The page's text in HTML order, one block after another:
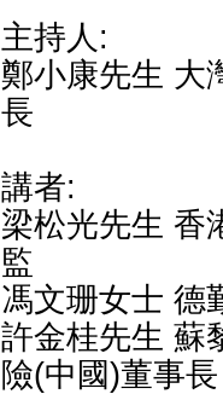
主持人:
鄭小康先生 大
長
講者:
梁松光先生 香
監
馮文珊女士 德
許金桂先生 蘇
險(中國)董事長